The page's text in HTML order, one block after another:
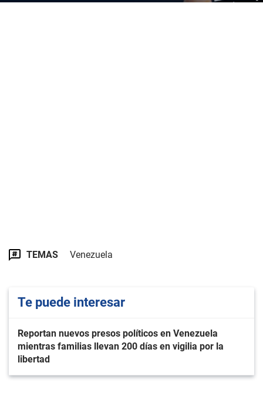
TEMAS Venezuela
Te puede interesar
Reportan nuevos presos políticos en Venezuela
mientras familias llevan 200 días en vigilia por la
libertad